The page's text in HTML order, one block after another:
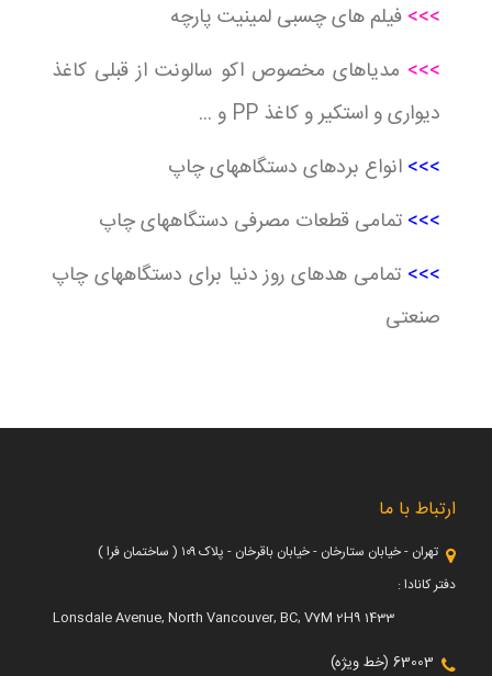
>>> فیلم های چسبی لمینیت پارچه
>>> مدیاهای مخصوص اکو سالونت از قبلی کاغذ
دیواری و استکیر و کاغذ PP و ...
>>> انواع بردهای دستگاههای چاپ
>>> تمامی قطعات مصرفی دستگاههای چاپ
>>> تمامی هدهای روز دنیا برای دستگاههای چاپ
صنعتی
ارتباط با ما
تهران - خیابان ستارخان - خیابان باقرخان - پلاک ۱۰۹ ( ساختمان فرا )
دفتر کانادا :
1433 Lonsdale Avenue, North Vancouver, BC, V7M 2H9
63003 (خط ویژه)